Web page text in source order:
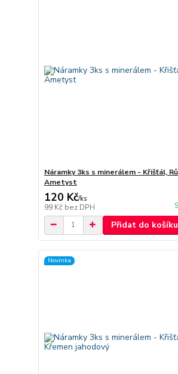
Náramky 3ks s minerálem - Křišťál,
Ametyst
120 Kč/ks
99 Kč bez DPH
Přidat do košíku
Novinka